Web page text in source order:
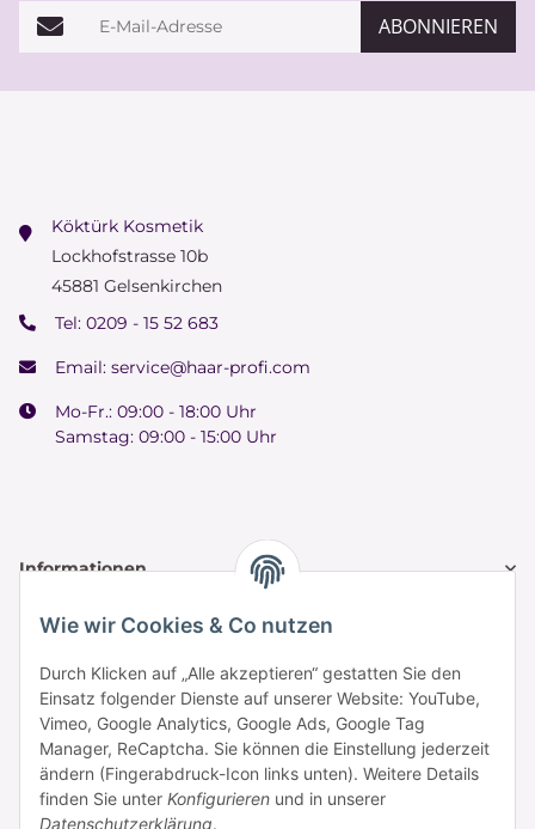
Wie wir Cookies & Co nutzen
Durch Klicken auf „Alle akzeptieren“ gestatten Sie den
Einsatz folgender Dienste auf unserer Website: YouTube,
Vimeo, Google Analytics, Google Ads, Google Tag
Manager, ReCaptcha. Sie können die Einstellung jederzeit
ändern (Fingerabdruck-Icon links unten). Weitere Details
finden Sie unter Konfigurieren und in unserer
Datenschutzerklärung.
E-Mail-Adresse ABONNIEREN
Köktürk Kosmetik
Lockhofstrasse 10b
45881 Gelsenkirchen
Tel: 0209 - 15 52 683
Email: service@haar-profi.com
Mo-Fr.: 09:00 - 18:00 Uhr
Samstag: 09:00 - 15:00 Uhr
Informationen